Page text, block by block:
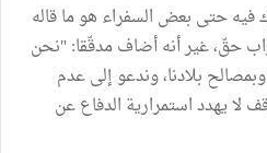
حتى بعض السفراء هو ما قاله
حقّ، غير أنه أضاف مدقّقا: "نحن
بلادنا، وندعو إلى عدم
لا يهدد استمرارية الدفاع عن